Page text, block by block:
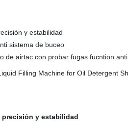
y estabilidad
sistema de buceo
de airtac con probar fugas fucntion anti
precisión y estabilidad